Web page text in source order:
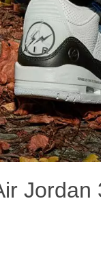
Jordan